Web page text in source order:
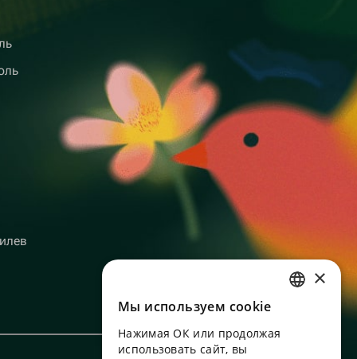
ENGLISH
×
Мы используем сookie
Нажимая ОК или продолжая
использовать сайт, вы